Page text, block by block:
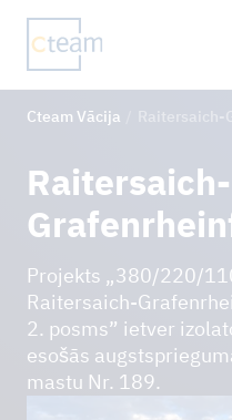
Mobilo sakaru torņu
Inženierpakalpojumi
Netzservice
VĀCIJA
Cteam Vācija
Raitersaich-
Projekts „380/220/
Raitersaich-
2. posms” ietver
esošās
mastu Nr. 189.